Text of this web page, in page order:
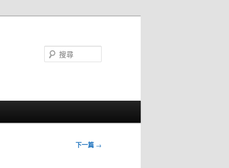
下一篇 →